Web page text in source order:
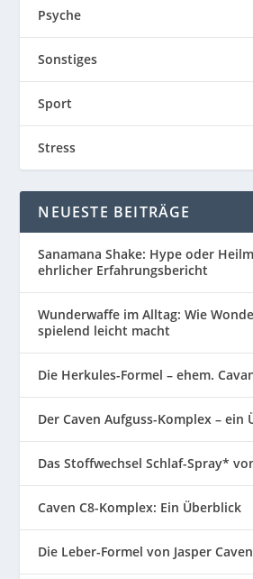
Psyche
Sonstiges
Sport
Stress
NEUESTE BEITRÄGE
Sanamana Shake: Hype oder
ehrlicher Erfahrungsbericht
Wunderwaffe im Alltag: Wie
spielend leicht macht
Die Herkules-Formel – ehem.
Der Caven Aufguss-Komplex – ein
Das Stoffwechsel Schlaf-Spray*
Caven C8-Komplex: Ein Überblick
Die Leber-Formel von Jasper